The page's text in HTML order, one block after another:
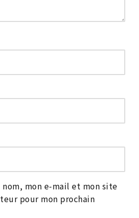
mon e-mail et mon site
pour mon prochain